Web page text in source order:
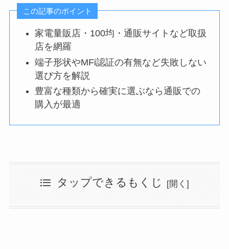
この記事のポイント
家電量販店・100均・通販サイトなど取扱
店を網羅
端子形状やMFi認証の有無など失敗しない
選び方を解説
豊富な種類から確実に選ぶなら通販での
購入が最適
タップできるもくじ